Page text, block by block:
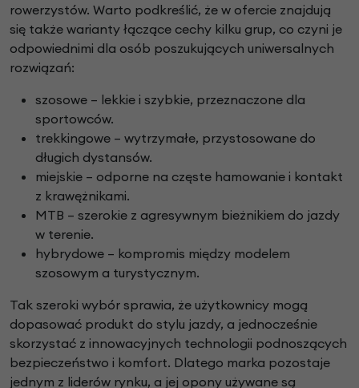
rowerzystów. Warto podkreślić, że w ofercie znajdują
się także warianty łączące cechy kilku grup, co czyni je
odpowiednimi dla osób poszukujących uniwersalnych
rozwiązań:
szosowe – lekkie i szybkie, przeznaczone dla
sportowców.
trekkingowe – wytrzymałe, przystosowane do
długich dystansów.
miejskie – odporne na częste hamowanie i kontakt
z krawężnikami.
MTB – szerokie z agresywnym bieżnikiem do jazdy
w terenie.
hybrydowe – kompromis między modelem
szosowym a turystycznym.
Tak szeroki wybór sprawia, że użytkownicy mogą
dopasować produkt do stylu jazdy, a jednocześnie
skorzystać z innowacyjnych technologii podnoszących
bezpieczeństwo i komfort. Dlatego marka pozostaje
jednym z liderów rynku, a jej opony używane są